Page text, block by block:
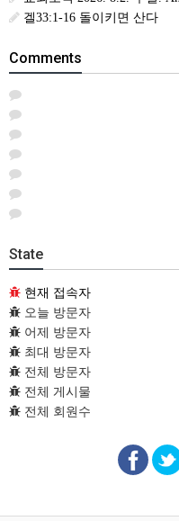
겔33:1-16 돌이키면 산다
Comments
State
현재 접속자
오늘 방문자
어제 방문자
최대 방문자
전체 방문자
전체 게시물
전체 회원수